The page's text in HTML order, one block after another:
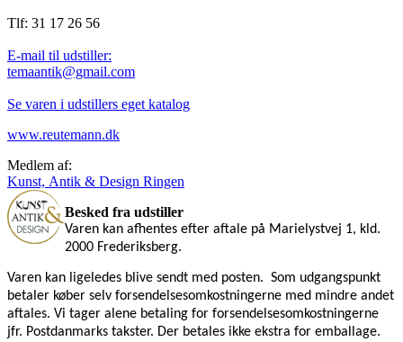
Tlf: 31 17 26 56
E-mail til udstiller:
temaantik@gmail.com
Se varen i udstillers eget katalog
www.reutemann.dk
Medlem af:
Kunst, Antik & Design Ringen
Besked fra udstiller
Varen kan afhentes efter aftale på Marielystvej 1, kld.
2000 Frederiksberg.
Varen kan ligeledes blive sendt med posten. Som udgangspunkt
betaler køber selv forsendelsesomkostningerne med mindre andet
aftales. Vi tager alene betaling for forsendelsesomkostningerne
jfr. Postdanmarks takster. Der betales ikke ekstra for emballage.